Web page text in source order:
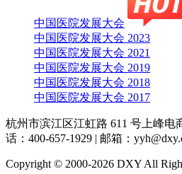
中国医院发展大会
中国医院发展大会 2023
中国医院发展大会 2021
中国医院发展大会 2019
中国医院发展大会 2018
中国医院发展大会 2017
杭州市滨江区江虹路 611 号上峰电
话：400-657-1929 | 邮箱：
Copyright © 2000-2026 DXY All